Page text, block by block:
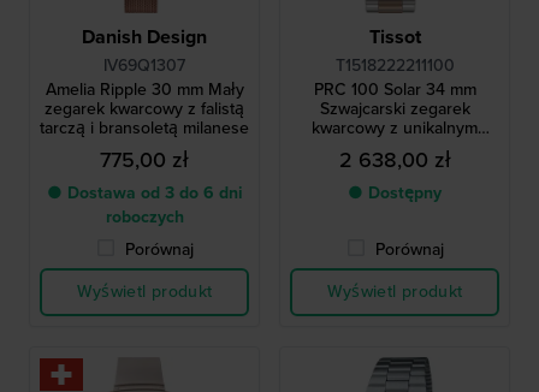
Danish Design
IV69Q1307
Amelia Ripple 30 mm Mały
zegarek kwarcowy z falistą
tarczą i bransoletą milanese
775,00 zł
● Dostawa od 3 do 6 dni
roboczych
Porównaj
Wyświetl produkt
Tissot
T1518222211100
PRC 100 Solar 34 mm
Szwajcarski zegarek
kwarcowy z unikalnym
panelem solarnym w
szkiełku
2 638,00 zł
● Dostępny
Porównaj
Wyświetl produkt